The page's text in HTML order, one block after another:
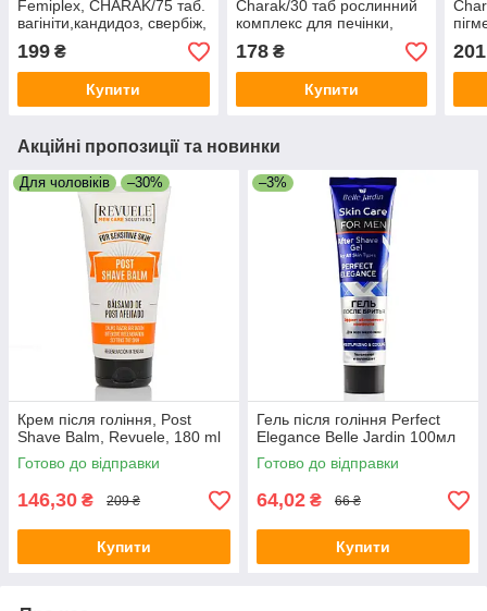
Femiplex, CHARAK/75 таб.
вагініти,кандидоз, свербіж,
білі, виділення, жіночі
запалення, пмс, болі,
інфекції
199 ₴
Купити
Charak/30 таб рослинний
комплекс для печінки,
жовчогінне
178₴
Купити
201
Акційні пропозиції та новинки
Для чоловіків –30%
Крем після гоління, Post
Shave Balm, Revuele, 180 ml
Готово до відправки
146,30 ₴ 209 ₴
Купити
–3%
Гель після гоління Perfect
Elegance Belle Jardin 100мл
Готово до відправки
64,02 ₴ 66 ₴
Купити